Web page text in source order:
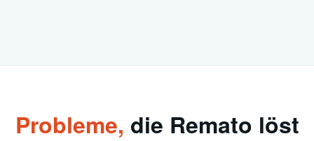
Probleme, die Remato löst